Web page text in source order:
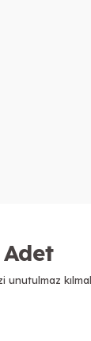
unutulmaz